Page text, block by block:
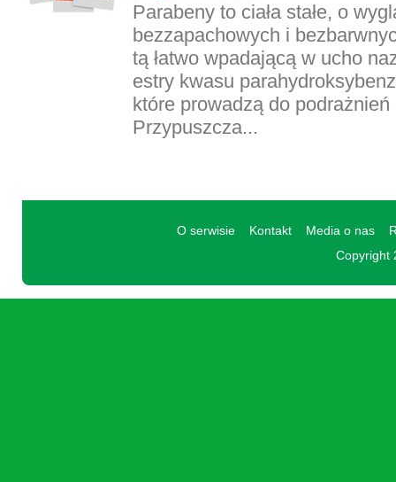
Parabeny to ciała stałe, o
bezzapachowych i
tą łatwo wpadającą w ucho
estry kwasu
które prowadzą do podrażnień
Przypuszcza...
O serwisie Kontakt Media o nas
Copyright